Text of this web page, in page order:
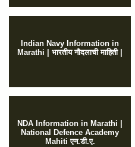
Indian Navy Information in
Marathi | भारतीय नौदलाची माहिती |
NDA Information in Marathi |
National Defence Academy
Mahiti एन.डी.ए.